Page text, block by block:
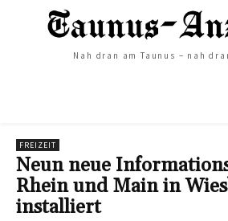
Nah dran am Taunus – nah
FREIZEIT
Neun neue
Rhein und Main in
installiert